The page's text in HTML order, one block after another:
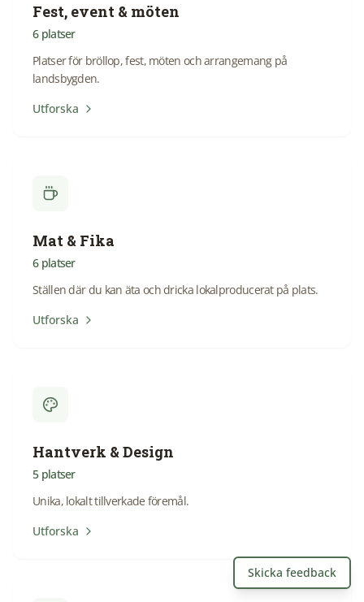
Fest, event & möten
6 platser
Platser för bröllop, fest, möten och arrangemang på
landsbygden.
Utforska
Mat & Fika
6 platser
Ställen där du kan äta och dricka lokalproducerat på plats.
Utforska
Hantverk & Design
5 platser
Unika, lokalt tillverkade föremål.
Utforska
Skicka feedback